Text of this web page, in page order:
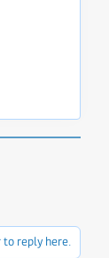
reply here.